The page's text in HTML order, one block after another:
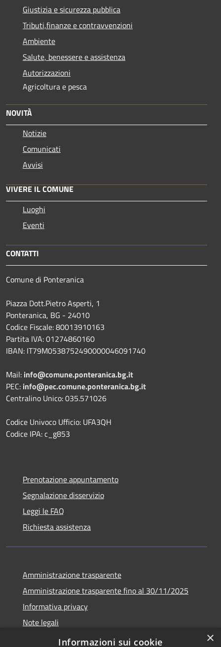
Giustizia e sicurezza pubblica
Tributi,finanze e contravvenzioni
Ambiente
Salute, benessere e assistenza
Autorizzazioni
Agricoltura e pesca
NOVITÀ
Notizie
Comunicati
Avvisi
VIVERE IL COMUNE
Luoghi
Eventi
CONTATTI
Comune di Ponteranica
Piazza Dott.Pietro Asperti, 1
Ponteranica, BG - 24010
Codice Fiscale: 80013910163
Partita IVA: 01274860160
IBAN: IT79M0538752490000046091740
Mail: info@comune.ponteranica.bg.it
PEC: info@pec.comune.ponteranica.bg.it
Centralino Unico: 035.571026
Codice Univoco Ufficio: UFA3QH
Codice IPA: c_g853
Prenotazione appuntamento
Segnalazione disservizio
Leggi le FAQ
Richiesta assistenza
Amministrazione trasparente
Amministrazione trasparente fino al 30/11/2025
Informativa privacy
Note legali
Dichiarazione di accessibilità
×
Informazioni sui cookie